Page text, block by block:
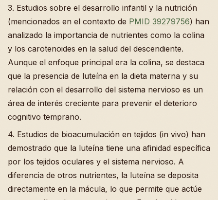
3. Estudios sobre el desarrollo infantil y la nutrición
(mencionados en el contexto de PMID 39279756) han
analizado la importancia de nutrientes como la colina
y los carotenoides en la salud del descendiente.
Aunque el enfoque principal era la colina, se destaca
que la presencia de luteína en la dieta materna y su
relación con el desarrollo del sistema nervioso es un
área de interés creciente para prevenir el deterioro
cognitivo temprano.
4. Estudios de bioacumulación en tejidos (in vivo) han
demostrado que la luteína tiene una afinidad específica
por los tejidos oculares y el sistema nervioso. A
diferencia de otros nutrientes, la luteína se deposita
directamente en la mácula, lo que permite que actúe